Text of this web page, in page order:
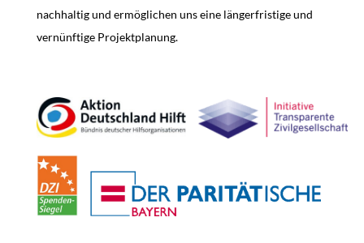
nachhaltig und ermöglichen uns eine längerfristige und
vernünftige Projektplanung.